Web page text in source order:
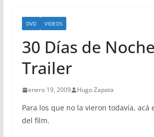
DVD VIDEOS
30 Días de
Trailer
enero 19, 2009 Hugo Zapata
Para los que no la vieron todavía,
del film.